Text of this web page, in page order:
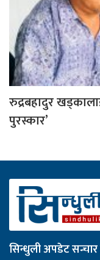
रुद्रबहादुर
पुरस्कार’
सिन्धुली अपडेट सन्चार